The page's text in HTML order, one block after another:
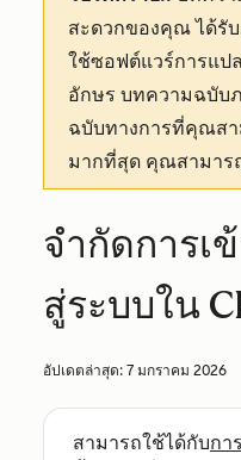
สะดวกของคุณได้รั
ใช้ซอฟต์แวร์การแป
อักษร บทความฉบับ
ฉบับทางการที่คุณส
มากที่สุด คุณสามาร
จำกัดการเ
สู่ระบบใน
อัปเดตล่าสุด: 7 มกราคม 2026
สามารถใช้ได้กับกา